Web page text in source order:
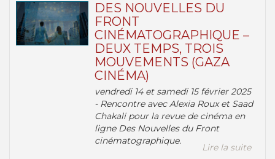
DES NOUVELLES DU
FRONT
CINÉMATOGRAPHIQUE –
DEUX TEMPS, TROIS
MOUVEMENTS (GAZA
CINÉMA)
vendredi 14 et samedi 15 février 2025
- Rencontre avec Alexia Roux et Saad
Chakali pour la revue de cinéma en
ligne Des Nouvelles du Front
cinématographique.
Lire la suite